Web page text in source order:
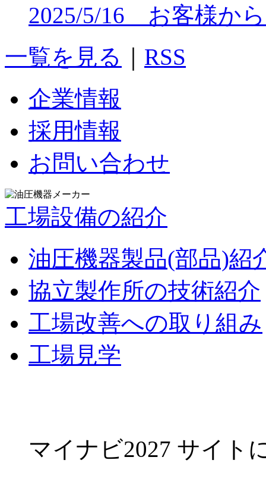
2025/5/16 お客様か
一覧を見る
RSS
企業情報
採用情報
お問い合わせ
工場設備の紹介
油圧機器製品(部品)紹
協立製作所の技術紹介
工場改善への取り組み
工場見学
マイナビ2027 サイト